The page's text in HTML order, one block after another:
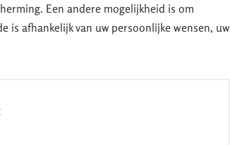
Een andere mogelijkheid is om
is afhankelijk van uw persoonlijke wensen, uw